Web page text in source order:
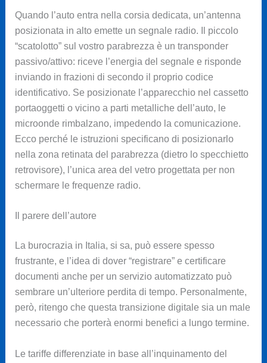
Quando l’auto entra nella corsia dedicata, un’antenna
posizionata in alto emette un segnale radio. Il piccolo
“scatolotto” sul vostro parabrezza è un transponder
passivo/attivo: riceve l’energia del segnale e risponde
inviando in frazioni di secondo il proprio codice
identificativo. Se posizionate l’apparecchio nel cassetto
portaoggetti o vicino a parti metalliche dell’auto, le
microonde rimbalzano, impedendo la comunicazione.
Ecco perché le istruzioni specificano di posizionarlo
nella zona retinata del parabrezza (dietro lo specchietto
retrovisore), l’unica area del vetro progettata per non
schermare le frequenze radio.
Il parere dell’autore
La burocrazia in Italia, si sa, può essere spesso
frustrante, e l’idea di dover “registrare” e certificare
documenti anche per un servizio automatizzato può
sembrare un’ulteriore perdita di tempo. Personalmente,
però, ritengo che questa transizione digitale sia un male
necessario che porterà enormi benefici a lungo termine.
Le tariffe differenziate in base all’inquinamento del